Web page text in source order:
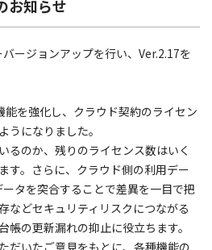
お知らせ
ージョンアップを行い、Ver.2.17を
能を強化し、クラウド契約のライセン
うになりました。
るのか、残りのライセンス数はいく
す。さらに、クラウド側の利用デー
タを突合することで差異を一目で把
などセキュリティリスクにつながる
帳の更新漏れの抑止に役立ちます。